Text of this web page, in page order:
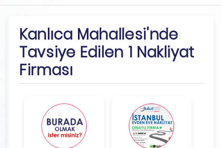
Kanlıca Mahallesi'nde
Tavsiye Edilen 1 Nakliyat
Firması